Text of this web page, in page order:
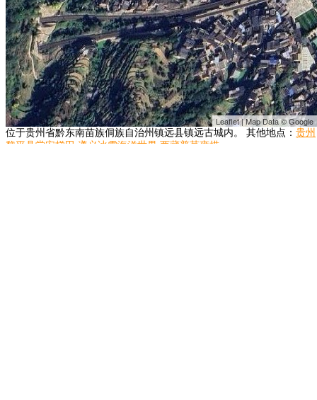
Leaflet | Map Data © Google
位于贵州省黔东南苗族侗族自治州镇远县镇远古城内。 其他地点： 贵州
黎平县堂安梯田 遵义冰雪海洋世界 西藏普莫雍措